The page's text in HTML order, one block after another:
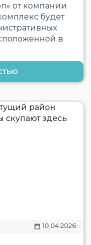
от компании
будет
в
10.04.2026